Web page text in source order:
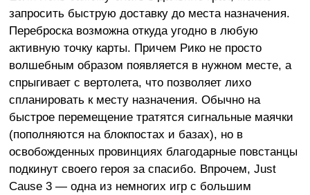
запросить быструю доставку до места назначения.
Переброска возможна откуда угодно в любую
активную точку карты. Причем Рико не просто
волшебным образом появляется в нужном месте, а
спрыгивает с вертолета, что позволяет лихо
спланировать к месту назначения. Обычно на
быстрое перемещение тратятся сигнальные маячки
(пополняются на блокпостах и базах), но в
освобожденных провинциях благодарные повстанцы
подкинут своего героя за спасибо. Впрочем, Just
Cause 3 — одна из немногих игр с большим